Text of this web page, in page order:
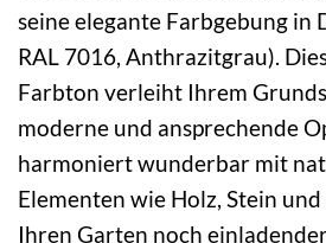
seine elegante Farbgebung in
RAL 7016, Anthrazitgrau).
Farbton verleiht Ihrem
moderne und ansprechende
harmoniert wunderbar mit
Elementen wie Holz, Stein
Ihren Garten noch